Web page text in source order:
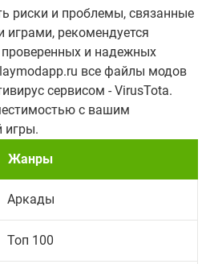
риски и проблемы, связанные
рекомендуется
проверенных и надежных
все файлы модов
сервисом - VirusTota.
с вашим
игры.
Жанры
Аркады
Топ 100